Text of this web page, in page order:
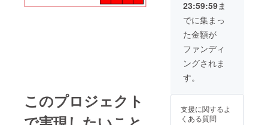
このプロジェクト
す。部
屋の購
入権で
はない
ため、
使用権
利はプ
オー
ナーに
あるこ
とはご
公開後
は謎解
き作家
○○制作
といっ
た形で
紹介す
ツイッ
カウン
トなど
して謎
解き部
屋を
作って
みませ
んか？
部屋は
いま
ん中の
部屋は
23:59:59ま
でに集まっ
た金額が
ファンディ
ングされま
す。
支援に関するよ
くある質問